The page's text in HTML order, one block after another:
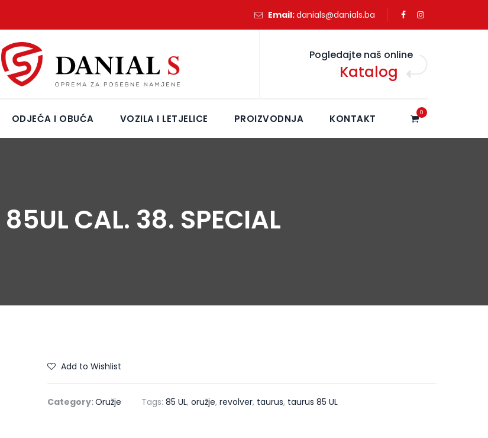
Email:danials@danials.ba
Pogledajte naš online
Katalog
ODJEĆA I OBUĆA VOZILA I LETJELICE PROIZVODNJA KONTAKT 0
CAL. 38. SPECIAL
Add to Wishlist
Category:Oružje Tags: 85 UL, oružje, revolver, taurus, taurus 85 UL